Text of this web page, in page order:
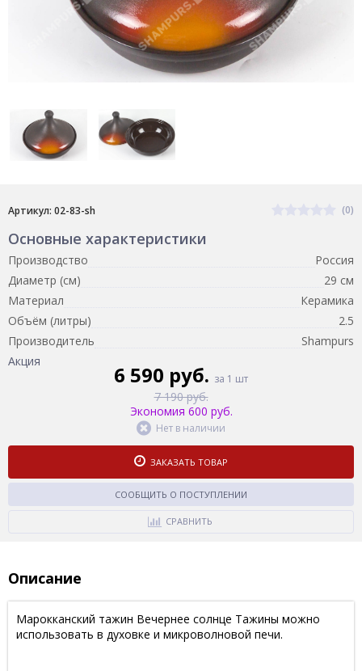
Артикул: 02-83-sh (0)
Основные характеристики
Производство
Россия
Диаметр (см)
29 см
Материал
Керамика
Объём (литры)
2.5
Производитель
Shampurs
Акция
6 590 руб. за 1 шт
7 190 руб.
Экономия 600 руб.
Нет в наличии
ЗАКАЗАТЬ ТОВАР
СООБЩИТЬ О ПОСТУПЛЕНИИ
СРАВНИТЬ
Описание
Марокканский тажин Вечернее солнце Тажины можно
использовать в духовке и микроволновой печи.